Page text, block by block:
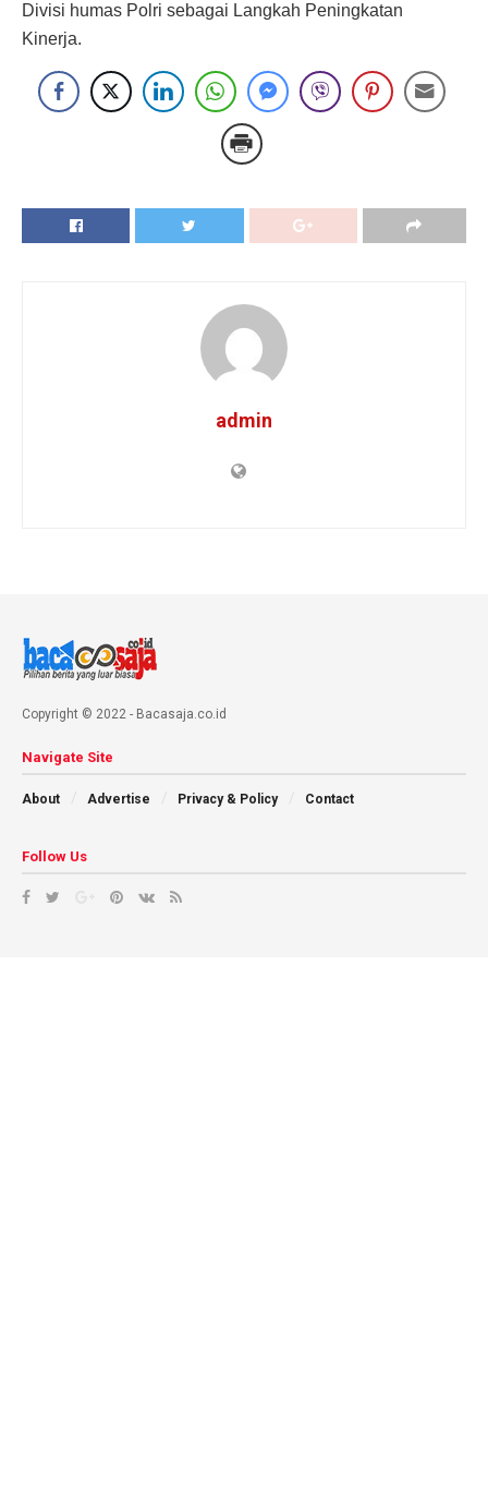
Divisi humas Polri sebagai Langkah Peningkatan
Kinerja.
admin
Copyright © 2022 - Bacasaja.co.id
Navigate Site
About Advertise Privacy & Policy Contact
Follow Us